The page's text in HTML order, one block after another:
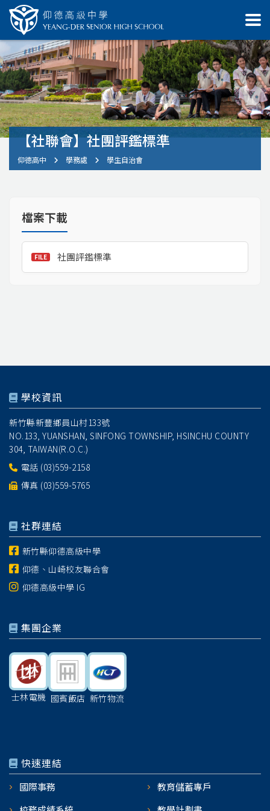
【社聯會】社團評鑑標準
仰德高中 學務處 學生自治會
檔案下載
社團評鑑標準
學校資訊
新竹縣新豐鄉員山村133號
NO.133, YUANSHAN, SINFONG TOWNSHIP, HSINCHU COUNTY
304, TAIWAN(R.O.C.)
電話 (03)559-2158
傳真 (03)559-5765
社群連結
新竹縣仰德高級中學
仰德、山崎校友聯合會
仰德高級中學 IG
集團企業
士林電機 國賓飯店 新竹物流
快速連結
國際事務
教育儲蓄專戶